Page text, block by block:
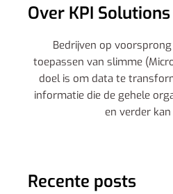
Over KPI Solutions
Bedrijven op
toepassen van slimme
doel is om data te
informatie die de gehele
en verder
Recente posts